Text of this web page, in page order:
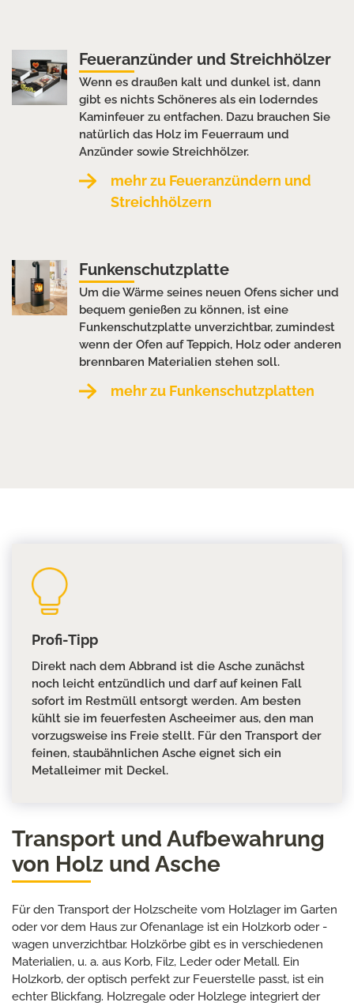
Feueranzünder und Streichhölzer
Wenn es draußen kalt und dunkel ist, dann
gibt es nichts Schöneres als ein loderndes
Kaminfeuer zu entfachen. Dazu brauchen Sie
natürlich das Holz im Feuerraum und
Anzünder sowie Streichhölzer.
mehr zu Feueranzündern und
Streichhölzern
Funkenschutzplatte
Um die Wärme seines neuen Ofens sicher und
bequem genießen zu können, ist eine
Funkenschutzplatte unverzichtbar, zumindest
wenn der Ofen auf Teppich, Holz oder anderen
brennbaren Materialien stehen soll.
mehr zu Funkenschutzplatten
Profi-Tipp
Direkt nach dem Abbrand ist die Asche zunächst
noch leicht entzündlich und darf auf keinen Fall
sofort im Restmüll entsorgt werden. Am besten
kühlt sie im feuerfesten Ascheeimer aus, den man
vorzugsweise ins Freie stellt. Für den Transport der
feinen, staubähnlichen Asche eignet sich ein
Metalleimer mit Deckel.
Transport und Aufbewahrung
von Holz und Asche
Für den Transport der Holzscheite vom Holzlager im Garten
oder vor dem Haus zur Ofenanlage ist ein Holzkorb oder -
wagen unverzichtbar. Holzkörbe gibt es in verschiedenen
Materialien, u. a. aus Korb, Filz, Leder oder Metall. Ein
Holzkorb, der optisch perfekt zur Feuerstelle passt, ist ein
echter Blickfang. Holzregale oder Holzlege integriert der